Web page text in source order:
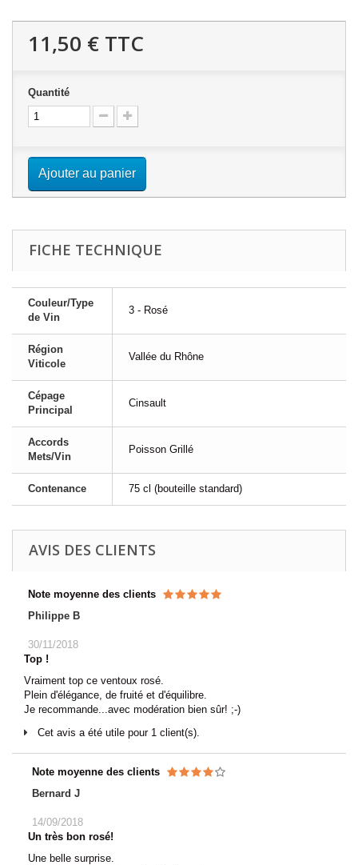
11,50 € TTC
Quantité
Ajouter au panier
FICHE TECHNIQUE
Couleur/Type
de Vin
3 - Rosé
Région
Viticole
Vallée du Rhône
Cépage
Principal
Cinsault
Accords
Mets/Vin
Poisson Grillé
Contenance 75 cl (bouteille standard)
AVIS DES CLIENTS
Note moyenne des clients
Philippe B
30/11/2018
Top !
Vraiment top ce ventoux rosé.
Plein d'élégance, de fruité et d'équilibre.
Je recommande...avec modération bien sûr! ;-)
Cet avis a été utile pour 1 client(s).
Note moyenne des clients
Bernard J
14/09/2018
Un très bon rosé!
Une belle surprise.